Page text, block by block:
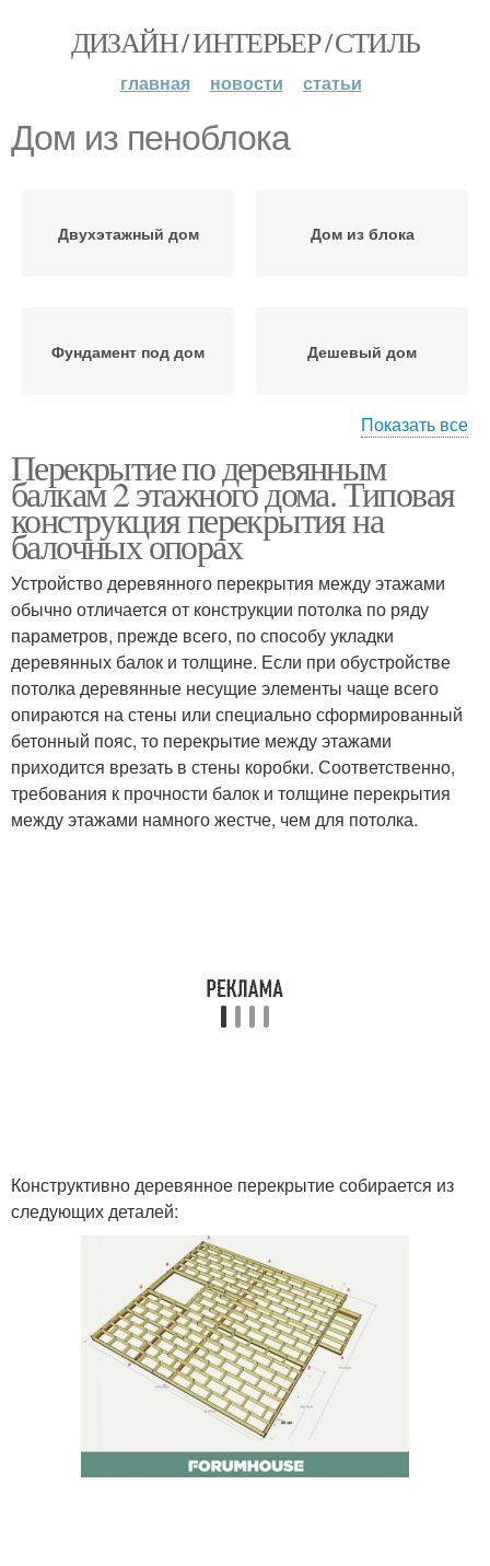
ДИЗАЙН / ИНТЕРЬЕР / СТИЛЬ
главная новости статьи
Дом из пеноблока
Двухэтажный дом Дом из блока
Фундамент под дом Дешевый дом
Комбинированный дом
Показать все
Перекрытие по деревянным
балкам 2 этажного дома. Типовая
конструкция перекрытия на
балочных опорах
Устройство деревянного перекрытия между этажами
обычно отличается от конструкции потолка по ряду
параметров, прежде всего, по способу укладки
деревянных балок и толщине. Если при обустройстве
потолка деревянные несущие элементы чаще всего
опираются на стены или специально сформированный
бетонный пояс, то перекрытие между этажами
приходится врезать в стены коробки. Соответственно,
требования к прочности балок и толщине перекрытия
между этажами намного жестче, чем для потолка.
Конструктивно деревянное перекрытие собирается из
следующих деталей: